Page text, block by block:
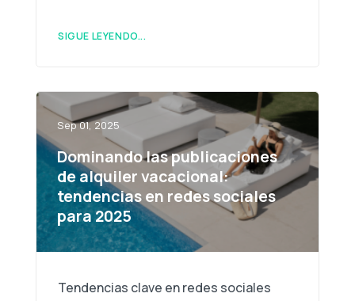
SIGUE LEYENDO...
Sep 01, 2025
Dominando las publicaciones
de alquiler vacacional:
tendencias en redes sociales
para 2025
Tendencias clave en redes sociales